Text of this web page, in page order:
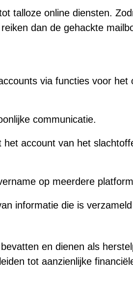
talloze online diensten.
dan de gehackte
via functies voor het
communicatie.
account van het
op meerdere
informatie die is
en dienen als
tot aanzienlijke